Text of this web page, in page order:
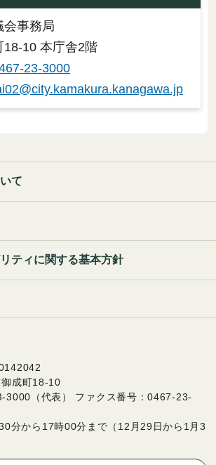
会事務局
18-10 本庁舎2階
23-3000
て
ティに関する基本方針
成町18-10
3000（代表） ファクス番号：0467-23-
分から17時00分まで（12月29日から1月3